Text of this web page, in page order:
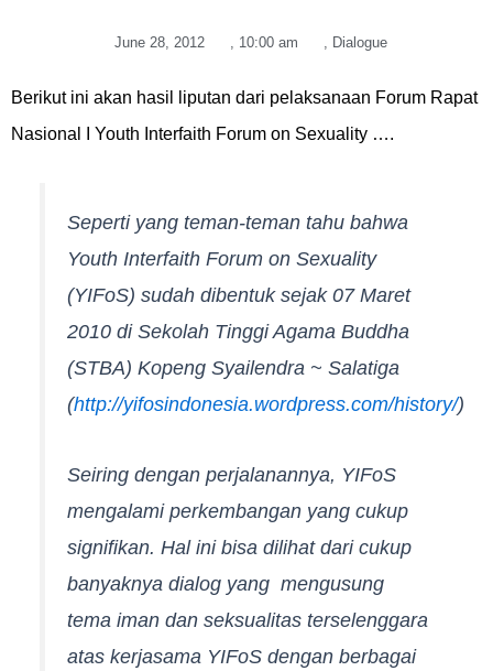
June 28, 2012 , 10:00 am , Dialogue
Berikut ini akan hasil liputan dari pelaksanaan Forum Rapat
Nasional I Youth Interfaith Forum on Sexuality ….
Seperti yang teman-teman tahu bahwa
Youth Interfaith Forum on Sexuality
(YIFoS) sudah dibentuk sejak 07 Maret
2010 di Sekolah Tinggi Agama Buddha
(STBA) Kopeng Syailendra ~ Salatiga
(http://yifosindonesia.wordpress.com/history/)
Seiring dengan perjalanannya, YIFoS
mengalami perkembangan yang cukup
signifikan. Hal ini bisa dilihat dari cukup
banyaknya dialog yang mengusung
tema iman dan seksualitas terselenggara
atas kerjasama YIFoS dengan berbagai